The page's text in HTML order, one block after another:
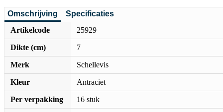
Omschrijving
Specificaties
Artikelcode
25929
Dikte (cm) 7
Merk Schellevis
Kleur Antraciet
Per verpakking 16 stuk